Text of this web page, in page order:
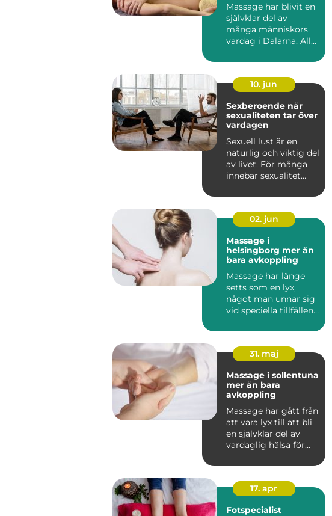
Massage har blivit en
självklar del av
många människors
vardag i Dalarna. Allt
...
10. jun
Sexberoende när
sexualiteten tar över
vardagen
Sexuell lust är en
naturlig och viktig del
av livet. För många
innebär sexualitet
02. jun
Massage i
helsingborg mer än
bara avkoppling
Massage har länge
setts som en lyx,
något man unnar sig
vid speciella tillfällen.
31. maj
Massage i sollentuna
mer än bara
avkoppling
Massage har gått från
att vara lyx till att bli
en självklar del av
vardaglig hälsa för
17. apr
Fotspecialist